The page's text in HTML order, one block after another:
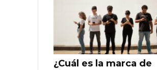
¿Cuál es la marca de